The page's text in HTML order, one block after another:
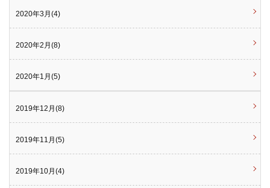
2020年3月(4)
2020年2月(8)
2020年1月(5)
2019年12月(8)
2019年11月(5)
2019年10月(4)